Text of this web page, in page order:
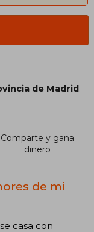
de Madrid.
Comparte y gana
dinero
de mi
casa con